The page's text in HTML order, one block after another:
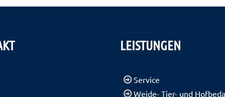
LEISTUNGEN
Service
Weide- Tier- und